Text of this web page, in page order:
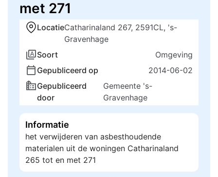
met 271
LocatieCatharinaland 267, 2591CL, 's-
Gravenhage
Soort
Omgeving
Gepubliceerd op
2014-06-02
Gepubliceerd
door
Gemeente 's-
Gravenhage
Informatie
het verwijderen van asbesthoudende
materialen uit de woningen Catharinaland
265 tot en met 271